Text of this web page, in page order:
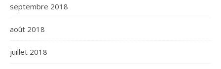
septembre 2018
août 2018
juillet 2018